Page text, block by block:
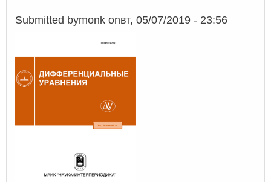
Submitted bymonk onвт, 05/07/2019 - 23:56